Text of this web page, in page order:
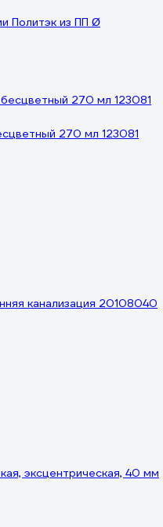
Политэк из ПП Ø
270 мл 123081
канализация 20108040
эксцентрическая, 40 мм